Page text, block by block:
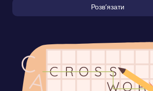
Розвʼязати